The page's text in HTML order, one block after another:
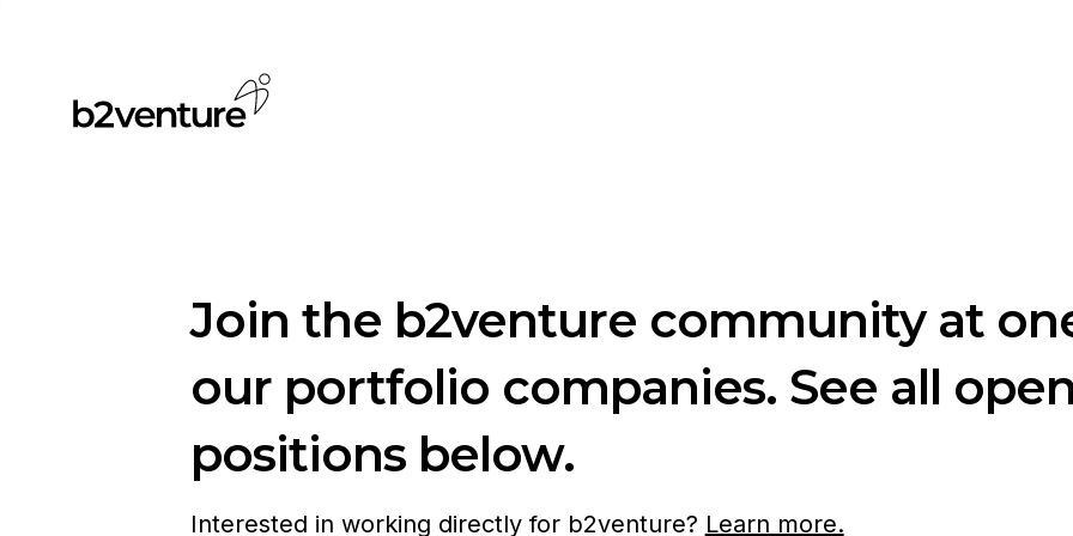
Join the b2venture community at
our portfolio companies. See all
positions below.
Interested in working directly for b2venture? Learn more.